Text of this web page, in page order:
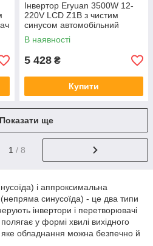
Інвертор Eryuan 3500W 12-
220V LCD Z1B з чистим
синусом автомобільний
перетворювач напруги
В наявності
5 428 ₴
Купити
Показати ще
1 / 8
і аппроксимальна
синусоїда) - це два типи
інвертори і перетворювачі
у формі хвилі вихідного
яке обладнання можна безпечно й